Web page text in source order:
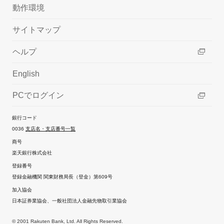
動作環境
サイトマップ
ヘルプ
English
PCでログイン
銀行コード
0036 支店名・支店番号一覧
商号
楽天銀行株式会社
登録番号
登録金融機関 関東財務局長（登金）第609号
加入協会
日本証券業協会、一般社団法人金融先物取引業協会
© 2001 Rakuten Bank, Ltd. All Rights Reserved.